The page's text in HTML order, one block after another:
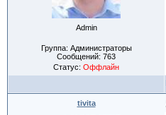
Admin
Группа: Администраторы
Сообщений: 763
Статус: Оффлайн
tivita